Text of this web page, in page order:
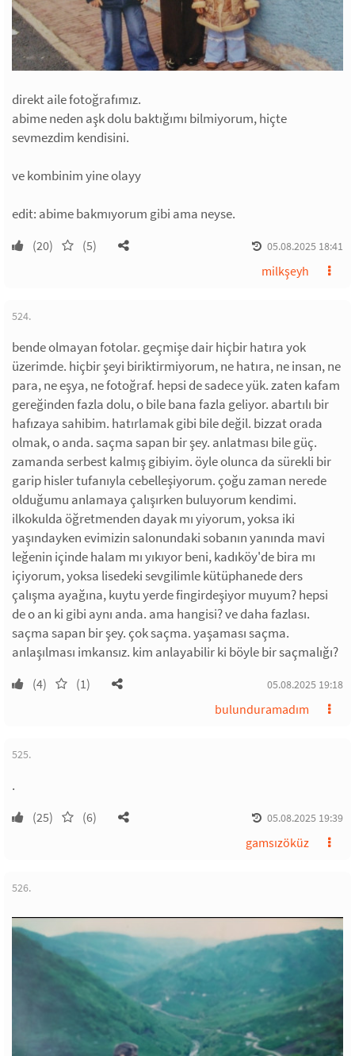
direkt aile fotoğrafımız.
abime neden aşk dolu baktığımı bilmiyorum, hiçte
sevmezdim kendisini.
ve kombinim yine olayy
edit: abime bakmıyorum gibi ama neyse.
(20) (5) 05.08.2025 18:41
milkşeyh
524.
bende olmayan fotolar. geçmişe dair hiçbir hatıra yok
üzerimde. hiçbir şeyi biriktirmiyorum, ne hatıra, ne insan, ne
para, ne eşya, ne fotoğraf. hepsi de sadece yük. zaten kafam
gereğinden fazla dolu, o bile bana fazla geliyor. abartılı bir
hafızaya sahibim. hatırlamak gibi bile değil. bizzat orada
olmak, o anda. saçma sapan bir şey. anlatması bile güç.
zamanda serbest kalmış gibiyim. öyle olunca da sürekli bir
garip hisler tufanıyla cebelleşiyorum. çoğu zaman nerede
olduğumu anlamaya çalışırken buluyorum kendimi.
ilkokulda öğretmenden dayak mı yiyorum, yoksa iki
yaşındayken evimizin salonundaki sobanın yanında mavi
leğenin içinde halam mı yıkıyor beni, kadıköy'de bira mı
içiyorum, yoksa lisedeki sevgilimle kütüphanede ders
çalışma ayağına, kuytu yerde fingirdeşiyor muyum? hepsi
de o an ki gibi aynı anda. ama hangisi? ve daha fazlası.
saçma sapan bir şey. çok saçma. yaşaması saçma.
anlaşılması imkansız. kim anlayabilir ki böyle bir saçmalığı?
(4) (1) 05.08.2025 19:18
bulunduramadım
525.
.
(25) (6) 05.08.2025 19:39
gamsızöküz
526.